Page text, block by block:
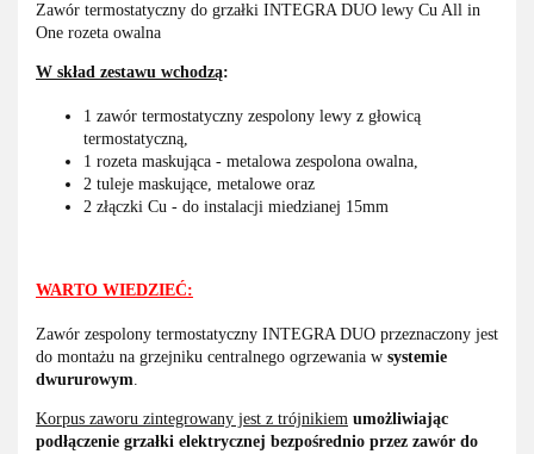
Zawór termostatyczny do grzałki INTEGRA DUO lewy Cu All in
One rozeta owalna
W skład zestawu wchodzą:
1 zawór termostatyczny zespolony lewy z głowicą
termostatyczną,
1 rozeta maskująca - metalowa zespolona owalna,
2 tuleje maskujące, metalowe oraz
2 złączki Cu - do instalacji miedzianej 15mm
WARTO WIEDZIEĆ:
Zawór zespolony termostatyczny INTEGRA DUO przeznaczony jest
do montażu na grzejniku centralnego ogrzewania w systemie
dwururowym.
Korpus zaworu zintegrowany jest z trójnikiem umożliwiając
podłączenie grzałki elektrycznej bezpośrednio przez zawór do